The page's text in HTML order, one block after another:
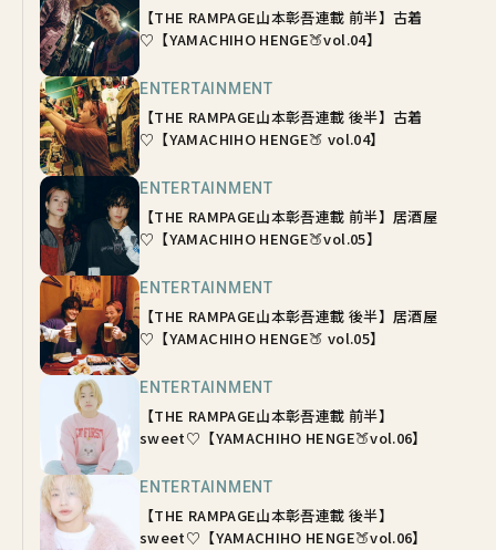
【THE RAMPAGE山本彰吾連載 前半】古着
♡【YAMACHIHO HENGE🍑vol.04】
ENTERTAINMENT
【THE RAMPAGE山本彰吾連載 後半】古着
♡【YAMACHIHO HENGE🍑 vol.04】
ENTERTAINMENT
【THE RAMPAGE山本彰吾連載 前半】居酒屋
♡【YAMACHIHO HENGE🍑vol.05】
ENTERTAINMENT
【THE RAMPAGE山本彰吾連載 後半】居酒屋
♡【YAMACHIHO HENGE🍑 vol.05】
ENTERTAINMENT
【THE RAMPAGE山本彰吾連載 前半】
sweet♡【YAMACHIHO HENGE🍑vol.06】
ENTERTAINMENT
【THE RAMPAGE山本彰吾連載 後半】
sweet♡【YAMACHIHO HENGE🍑vol.06】